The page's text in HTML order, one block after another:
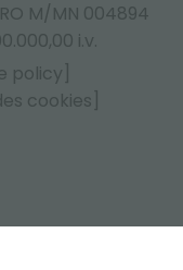
M/MN 004894
i.v.
policy]
cookies]